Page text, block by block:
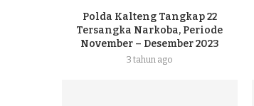
Polda Kalteng Tangkap 22
Tersangka Narkoba, Periode
November – Desember 2023
3 tahun ago